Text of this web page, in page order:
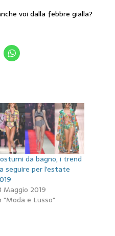
voi dalla febbre gialla?
da bagno, i trend
seguire per l’estate
Maggio 2019
"Moda e Lusso"